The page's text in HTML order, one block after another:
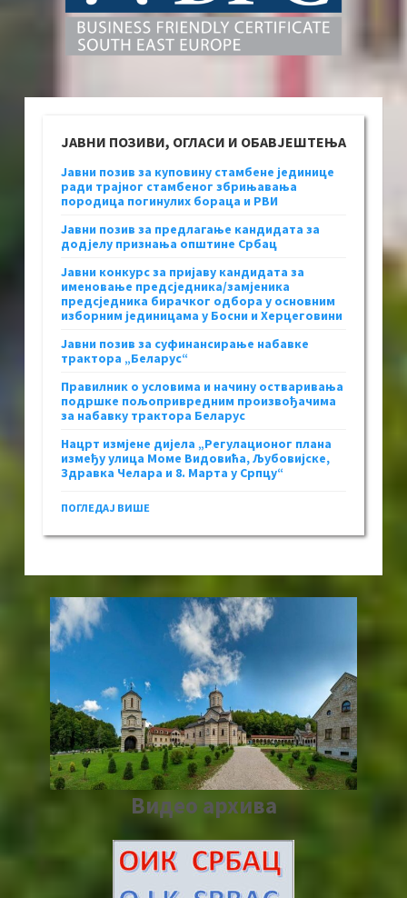
ЈАВНИ ПОЗИВИ, ОГЛАСИ И ОБАВЈЕШТЕЊА
Јавни позив за куповину стамбене јединице
ради трајног стамбеног збрињавања
породица погинулих бораца и РВИ
Јавни позив за предлагање кандидата за
додјелу признања општине Србац
Јавни конкурс за пријаву кандидата за
именовање предсједника/замјеника
предсједника бирачког одбора у основним
изборним јединицама у Босни и Херцеговини
Јавни позив за суфинансирање набавке
трактора „Беларус“
Правилник о условима и начину остваривања
подршке пољопривредним произвођачима
за набавку трактора Беларус
Нацрт измјене дијела „Регулационог плана
између улица Моме Видовића, Љубовијске,
Здравка Челара и 8. Марта у Српцу“
ПОГЛЕДАЈ ВИШЕ
Видео архива